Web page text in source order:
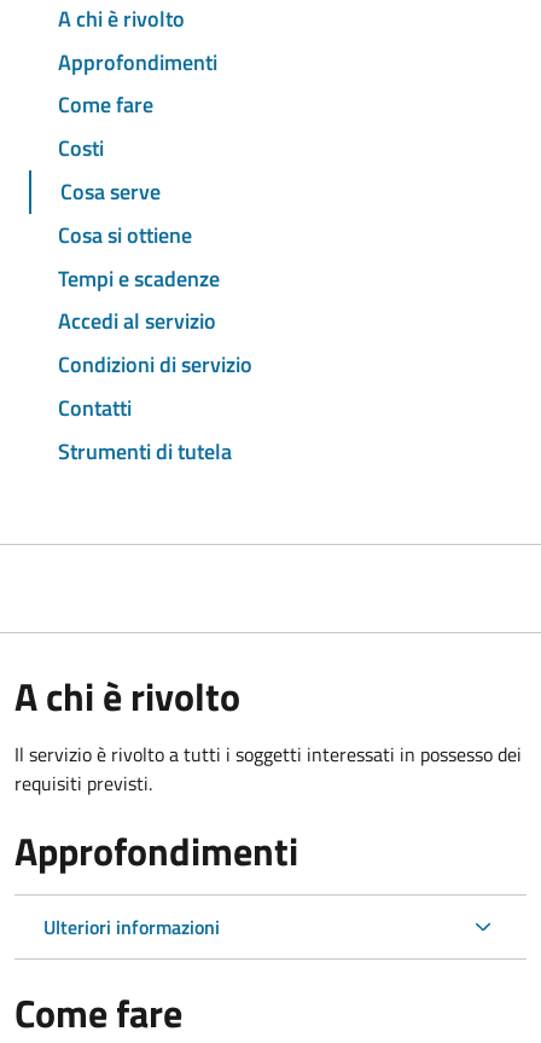
A chi è rivolto
Approfondimenti
Come fare
Costi
Cosa serve
Cosa si ottiene
Tempi e scadenze
Accedi al servizio
Condizioni di servizio
Contatti
Strumenti di tutela
A chi è rivolto
Il servizio è rivolto a tutti i soggetti interessati in possesso dei
requisiti previsti.
Approfondimenti
Ulteriori informazioni
Come fare